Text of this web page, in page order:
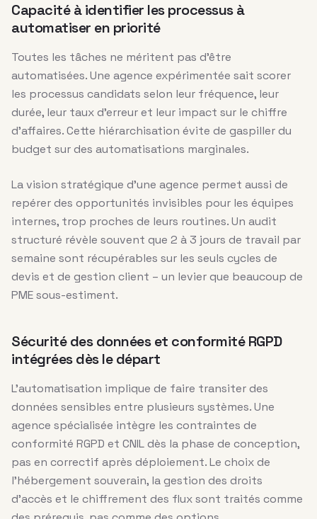
Capacité à identifier les processus à
automatiser en priorité
Toutes les tâches ne méritent pas d’être
automatisées. Une agence expérimentée sait scorer
les processus candidats selon leur fréquence, leur
durée, leur taux d’erreur et leur impact sur le chiffre
d’affaires. Cette hiérarchisation évite de gaspiller du
budget sur des automatisations marginales.
La vision stratégique d’une agence permet aussi de
repérer des opportunités invisibles pour les équipes
internes, trop proches de leurs routines. Un audit
structuré révèle souvent que 2 à 3 jours de travail par
semaine sont récupérables sur les seuls cycles de
devis et de gestion client – un levier que beaucoup de
PME sous-estiment.
Sécurité des données et conformité RGPD
intégrées dès le départ
L’automatisation implique de faire transiter des
données sensibles entre plusieurs systèmes. Une
agence spécialisée intègre les contraintes de
conformité RGPD et CNIL dès la phase de conception,
pas en correctif après déploiement. Le choix de
l’hébergement souverain, la gestion des droits
d’accès et le chiffrement des flux sont traités comme